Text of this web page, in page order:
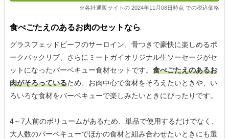
※各社通販サイトの 2024年11月08日時点 での税込価格
食べごたえのあるお肉のセットなら
グラスフェッドビーフのサーロイン、骨つきで豪快に楽しめるポ
ークバックリブ、さらにミートガイオリジナル生ソーセージがセ
ットになったバーベキュー食材セットです。 食べごたえのあるお
肉がそろっているため、お肉中心で食材をそろえたいときや、い
ろいろな食材をバーベキューで楽しみたいときにぴったりです。
4～7人前のボリュームがあるため、単品で使用するだけでなく、
大人数のバーベキューでほかの食材と組み合わせたいときにも選